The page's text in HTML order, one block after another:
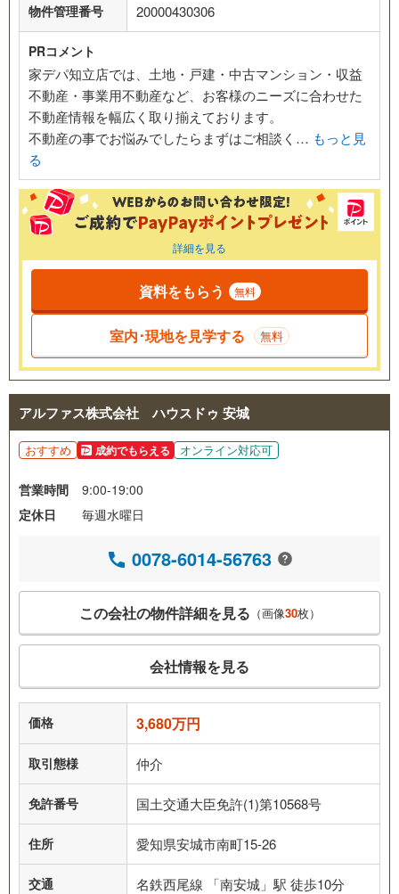
物件管理番号 20000430306
PRコメント
家デパ知立店では、土地・戸建・中古マンション・収益
不動産・事業用不動産など、お客様のニーズに合わせた
不動産情報を幅広く取り揃えております。
不動産の事でお悩みでしたらまずはご相談く… もっと見
る
詳細を見る
資料をもらう 無料
室内･現地を見学する 無料
アルファス株式会社 ハウスドゥ 安城
おすすめ 成約でもらえる オンライン対応可
営業時間
9:00-19:00
定休日
毎週水曜日
0078-6014-56763
この会社の物件詳細を見る （画像30枚）
会社情報を見る
価格 3,680万円
取引態様 仲介
免許番号 国土交通大臣免許(1)第10568号
住所 愛知県安城市南町15-26
交通 名鉄西尾線 「南安城」駅 徒歩10分